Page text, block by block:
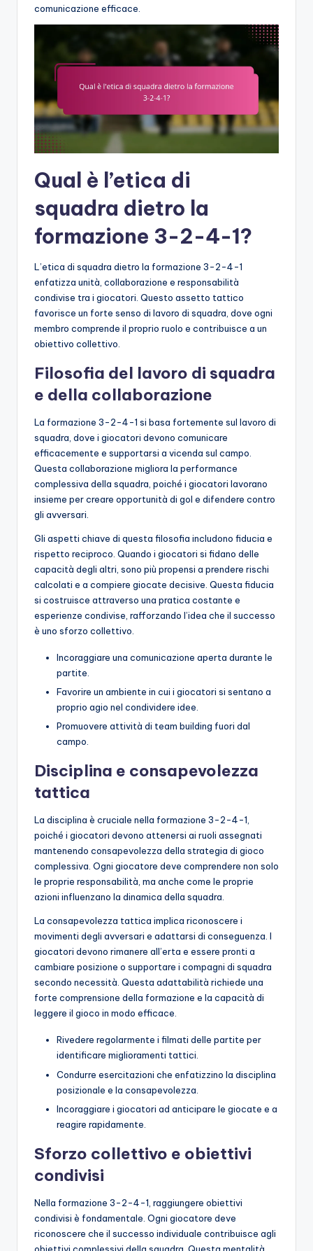
comunicazione efficace.
Qual è l’etica di
squadra dietro la
formazione 3-2-4-1?
L’etica di squadra dietro la formazione 3-2-4-1
enfatizza unità, collaborazione e responsabilità
condivise tra i giocatori. Questo assetto tattico
favorisce un forte senso di lavoro di squadra, dove ogni
membro comprende il proprio ruolo e contribuisce a un
obiettivo collettivo.
Filosofia del lavoro di squadra
e della collaborazione
La formazione 3-2-4-1 si basa fortemente sul lavoro di
squadra, dove i giocatori devono comunicare
efficacemente e supportarsi a vicenda sul campo.
Questa collaborazione migliora la performance
complessiva della squadra, poiché i giocatori lavorano
insieme per creare opportunità di gol e difendere contro
gli avversari.
Gli aspetti chiave di questa filosofia includono fiducia e
rispetto reciproco. Quando i giocatori si fidano delle
capacità degli altri, sono più propensi a prendere rischi
calcolati e a compiere giocate decisive. Questa fiducia
si costruisce attraverso una pratica costante e
esperienze condivise, rafforzando l’idea che il successo
è uno sforzo collettivo.
Incoraggiare una comunicazione aperta durante le
partite.
Favorire un ambiente in cui i giocatori si sentano a
proprio agio nel condividere idee.
Promuovere attività di team building fuori dal
campo.
Disciplina e consapevolezza
tattica
La disciplina è cruciale nella formazione 3-2-4-1,
poiché i giocatori devono attenersi ai ruoli assegnati
mantenendo consapevolezza della strategia di gioco
complessiva. Ogni giocatore deve comprendere non solo
le proprie responsabilità, ma anche come le proprie
azioni influenzano la dinamica della squadra.
La consapevolezza tattica implica riconoscere i
movimenti degli avversari e adattarsi di conseguenza. I
giocatori devono rimanere all’erta e essere pronti a
cambiare posizione o supportare i compagni di squadra
secondo necessità. Questa adattabilità richiede una
forte comprensione della formazione e la capacità di
leggere il gioco in modo efficace.
Rivedere regolarmente i filmati delle partite per
identificare miglioramenti tattici.
Condurre esercitazioni che enfatizzino la disciplina
posizionale e la consapevolezza.
Incoraggiare i giocatori ad anticipare le giocate e a
reagire rapidamente.
Sforzo collettivo e obiettivi
condivisi
Nella formazione 3-2-4-1, raggiungere obiettivi
condivisi è fondamentale. Ogni giocatore deve
riconoscere che il successo individuale contribuisce agli
obiettivi complessivi della squadra. Questa mentalità